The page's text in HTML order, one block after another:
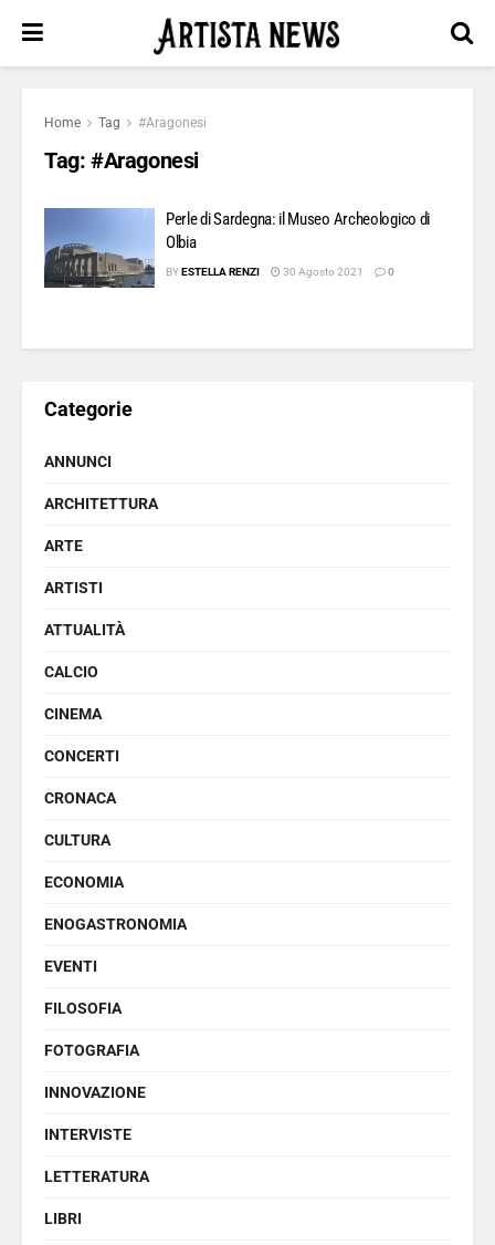
Home Tag #Aragonesi
Tag: #Aragonesi
Perle di Sardegna: il Museo Archeologico di
Olbia
BYESTELLA RENZI 30 Agosto 2021 0
Categorie
ANNUNCI
ARCHITETTURA
ARTE
ARTISTI
ATTUALITÀ
CALCIO
CINEMA
CONCERTI
CRONACA
CULTURA
ECONOMIA
ENOGASTRONOMIA
EVENTI
FILOSOFIA
FOTOGRAFIA
INNOVAZIONE
INTERVISTE
LETTERATURA
LIBRI